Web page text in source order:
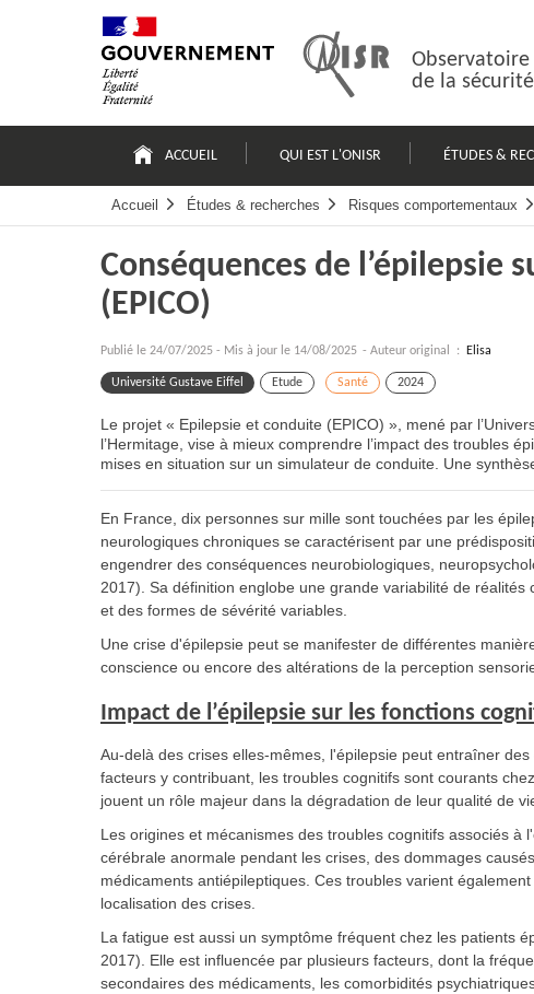
de la
principale
ACCUEIL QUI EST L'ONISR ÉTUDES &
Accueil Études & recherches Risques comportementaux
Conséquences de l’épilepsie
(EPICO)
Publié le 24/07/2025 - Mis à jour le 14/08/2025 - Auteur original : Elisa
Université Gustave Eiffel Etude Santé 2024
Le projet « Epilepsie et conduite (EPICO) », mené par
l’Hermitage, vise à mieux comprendre l’impact des troubles
mises en situation sur un simulateur de conduite. Une
En France, dix personnes sur mille sont touchées par les
neurologiques chroniques se caractérisent par une
engendrer des conséquences neurobiologiques,
2017). Sa définition englobe une grande variabilité de
et des formes de sévérité variables.
Une crise d'épilepsie peut se manifester de différentes
conscience ou encore des altérations de la perception
Impact de l’épilepsie sur les fonctions
Au-delà des crises elles-mêmes, l'épilepsie peut entraîner
facteurs y contribuant, les troubles cognitifs sont courants
jouent un rôle majeur dans la dégradation de leur qualité de
Les origines et mécanismes des troubles cognitifs associés à
cérébrale anormale pendant les crises, des dommages
médicaments antiépileptiques. Ces troubles varient
localisation des crises.
La fatigue est aussi un symptôme fréquent chez les patients
2017). Elle est influencée par plusieurs facteurs, dont la
secondaires des médicaments, les comorbidités